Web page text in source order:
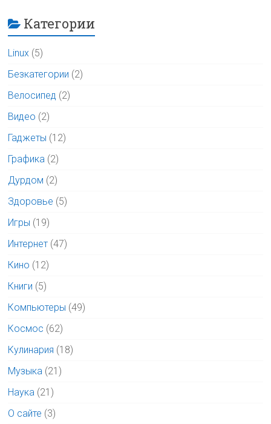
Категории
Linux (5)
Безкатегории (2)
Велосипед (2)
Видео (2)
Гаджеты (12)
Графика (2)
Дурдом (2)
Здоровье (5)
Игры (19)
Интернет (47)
Кино (12)
Книги (5)
Компьютеры (49)
Космос (62)
Кулинария (18)
Музыка (21)
Наука (21)
О сайте (3)